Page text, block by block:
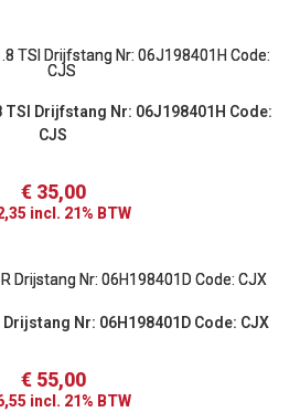
Drijfstang Nr: 06J198401H Code:
CJS
€35,00
incl. 21% BTW
Nr: 06H198401D Code: CJX
€55,00
incl. 21% BTW